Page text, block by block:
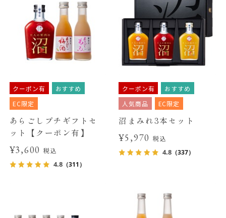
クーポン有
おすすめ
EC限定
あらごしプチギフトセ
ット【クーポン有】
¥3,600税込
4.8（311）
クーポン有
おすすめ
人気商品
EC限定
沼まみれ3本セット
¥5,970 税込
4.8 （337）